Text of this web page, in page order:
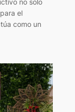
no solo
el
como un